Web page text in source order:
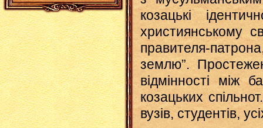
козацькі
християнському
правителя-
землю”.
відмінності між
козацьких
вузів, студентів,